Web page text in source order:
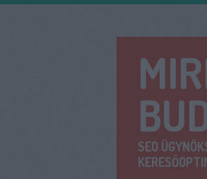
SEO